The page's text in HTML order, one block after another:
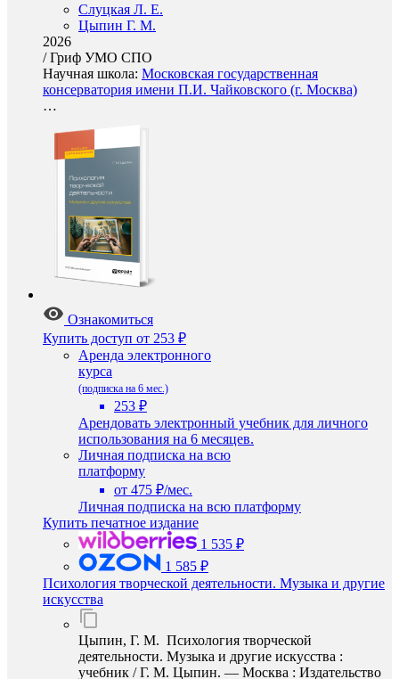
Слуцкая Л. Е.
Цыпин Г. М.
2026
/Гриф УМО СПО
Научная школа: Московская государственная
консерватория имени П.И. Чайковского (г. Москва)
…
Ознакомиться
Купить доступ от 253 ₽
Аренда электронного
курса
(подписка на 6 мес.)
253 ₽
Арендовать электронный учебник для личного
использования на 6 месяцев.
Личная подписка на всю
платформу
от 475 ₽/мес.
Личная подписка на всю платформу
Купить печатное издание
1 535 ₽
1 585 ₽
Психология творческой деятельности. Музыка и другие
искусства
Цыпин, Г. М. Психология творческой
деятельности. Музыка и другие искусства :
учебник / Г. М. Цыпин. — Москва : Издательство